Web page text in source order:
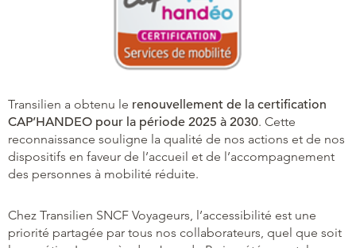
Transilien a obtenu le renouvellement de la certification
CAP’HANDEO pour la période 2025 à 2030. Cette
reconnaissance souligne la qualité de nos actions et de nos
dispositifs en faveur de l’accueil et de l’accompagnement
des personnes à mobilité réduite.
Chez Transilien SNCF Voyageurs, l’accessibilité est une
priorité partagée par tous nos collaborateurs, quel que soit